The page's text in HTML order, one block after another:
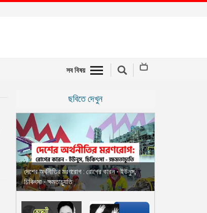
সব বিষয়
ছবিতে দেখুন
দেশের অর্থনীতির মরণরোগ : রোগের কারন - ইউনুস,
চিকিৎসা - ক্ষমতাচ্যুতি